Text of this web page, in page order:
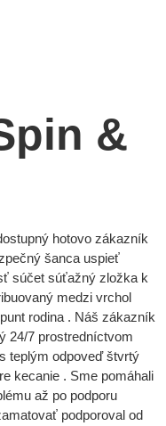
&
hotovo zákazník
šanca uspieť
súčet súťažný zložka k
medzi vrchol
rodina . Náš zákazník
24/7 prostredníctvom
teplým odpoveď štvrtý
kecanie . Sme pomáhali
až po podporu
podporoval od